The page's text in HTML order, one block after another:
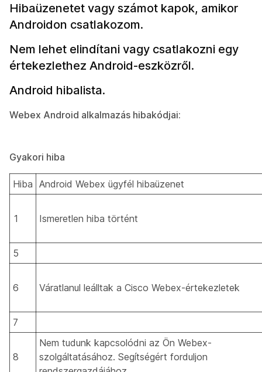
Hibaüzenetet vagy számot kapok, amikor
Androidon csatlakozom.
Nem lehet elindítani vagy csatlakozni egy
értekezlethez Android-eszközről.
Android hibalista.
Webex Android alkalmazás hibakódjai:
Gyakori hiba
Hiba Android Webex ügyfél hibaüzenet
1 Ismeretlen hiba történt
5
6 Váratlanul leálltak a Cisco Webex-értekezletek
7
8
Nem tudunk kapcsolódni az Ön Webex-
szolgáltatásához. Segítségért forduljon